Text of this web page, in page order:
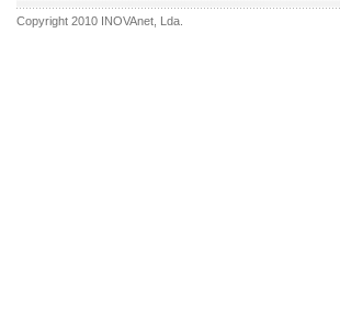
Copyright 2010 INOVAnet , Lda.